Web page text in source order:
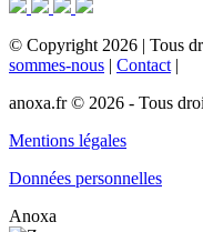
© Copyright 2026 | Tous
sommes-nous | Contact |
anoxa.fr © 2026 - Tous
Mentions légales
Données personnelles
Anoxa